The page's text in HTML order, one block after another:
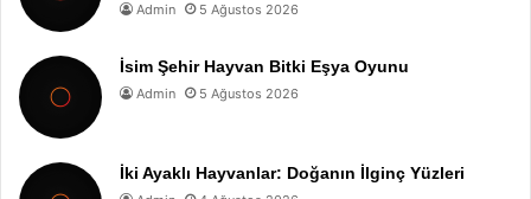
Admin 5 Ağustos 2026
İsim Şehir Hayvan Bitki Eşya Oyunu
Admin 5 Ağustos 2026
İki Ayaklı Hayvanlar: Doğanın İlginç Yüzleri